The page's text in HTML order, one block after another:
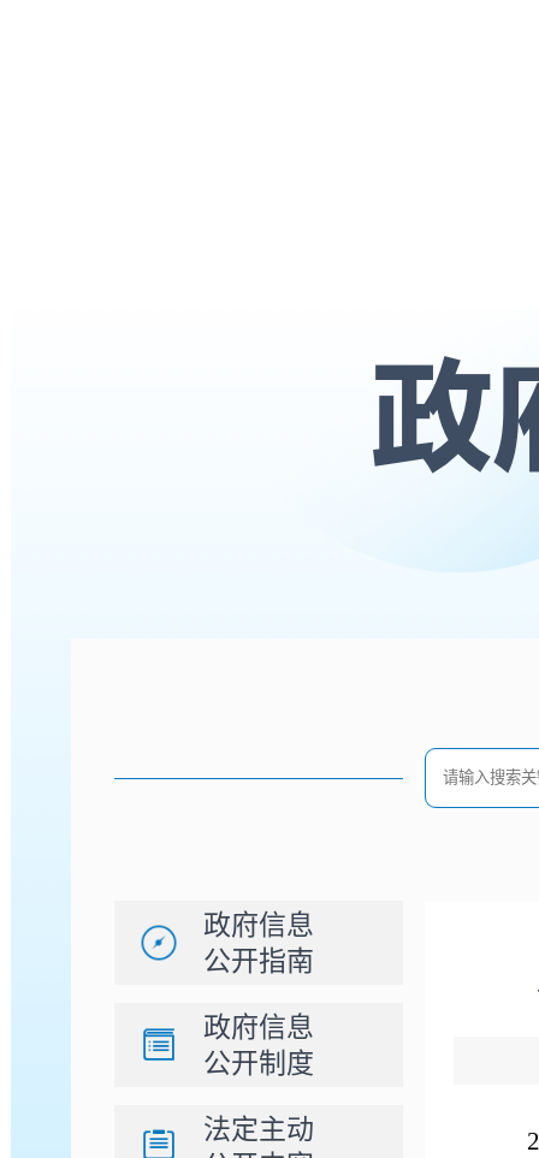
政府信息
公开指南
政府信息
公开制度
法定主动